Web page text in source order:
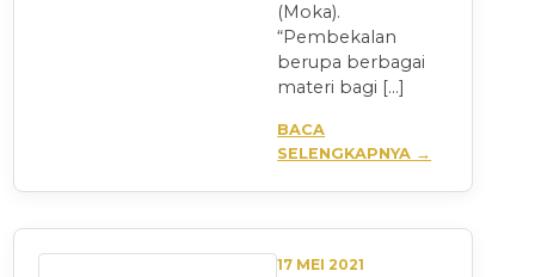
(Moka).
“Pembekalan
berupa berbagai
materi bagi […]
BACA
SELENGKAPNYA →
17 MEI 2021